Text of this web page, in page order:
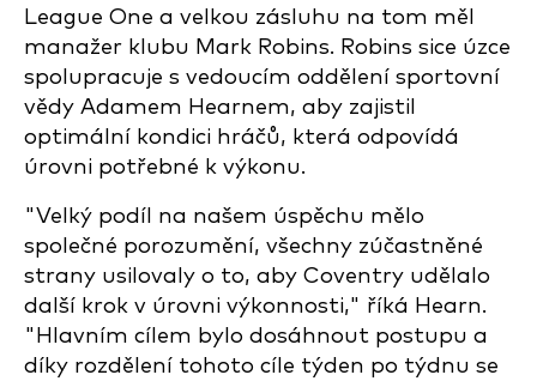
League One a velkou zásluhu na tom měl
manažer klubu Mark Robins. Robins sice úzce
spolupracuje s vedoucím oddělení sportovní
vědy Adamem Hearnem, aby zajistil
optimální kondici hráčů, která odpovídá
úrovni potřebné k výkonu.
"Velký podíl na našem úspěchu mělo
společné porozumění, všechny zúčastněné
strany usilovaly o to, aby Coventry udělalo
další krok v úrovni výkonnosti," říká Hearn.
"Hlavním cílem bylo dosáhnout postupu a
díky rozdělení tohoto cíle týden po týdnu se